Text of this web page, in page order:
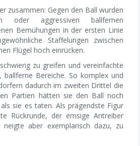
zusammen: Gegen den Ball wurden
oder aggressiven ballfernen
Bemühungen in der ersten Linie
Staffelungen zwischen
Flügel hoch einrücken.
zu greifen und vereinfachte
Bereiche. So komplex und
dadurch im zweiten Drittel die
Partien hätten sie den Ball noch
sie es taten. Als prägendste Figur
Rückrunde, der emsige Antreiber
aber exemplarisch dazu, zu